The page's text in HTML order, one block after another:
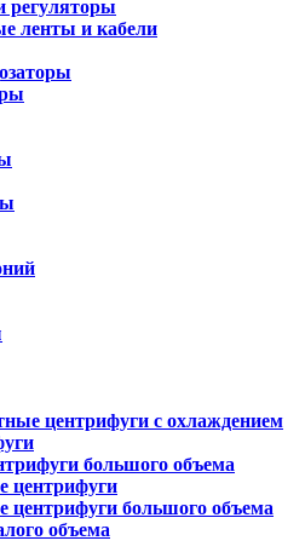
регуляторы
ленты и кабели
центрифуги с охлаждением
большого объема
центрифуги
центрифуги большого объема
объема